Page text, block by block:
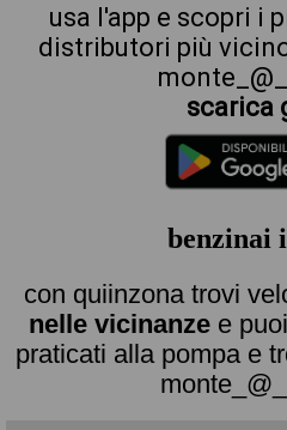
usa l'app e scopri i
distributori più
scarica
benzinai
con quiinzona trovi
nelle vicinanze e
praticati alla pompa e